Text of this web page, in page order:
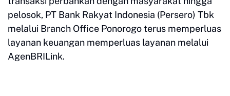
pelosok, PT Bank Rakyat Indonesia (Persero) Tbk
melalui Branch Office Ponorogo terus memperluas
layanan keuangan memperluas layanan melalui
AgenBRILink.